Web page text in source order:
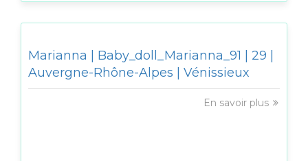
Marianna | Baby_doll_Marianna_91 | 29 |
Auvergne-Rhône-Alpes | Vénissieux
En savoir plus